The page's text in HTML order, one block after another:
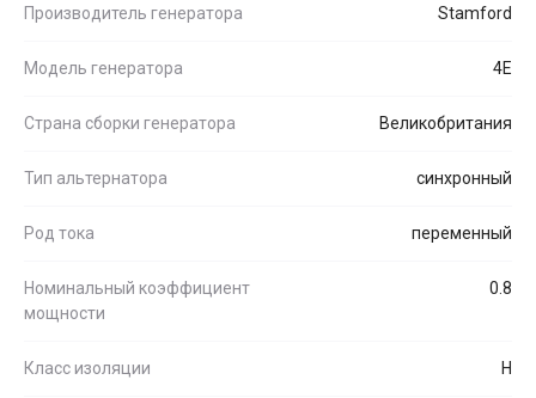
Производитель генератора Stamford
Модель генератора 4E
Страна сборки генератора Великобритания
Тип альтернатора синхронный
Род тока переменный
Номинальный коэффициент
мощности
0.8
Класс изоляции H